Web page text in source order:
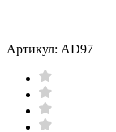
Артикул: AD97